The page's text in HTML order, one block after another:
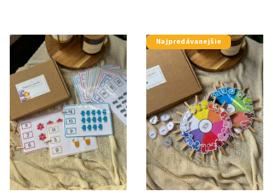
Najpredávanejšie